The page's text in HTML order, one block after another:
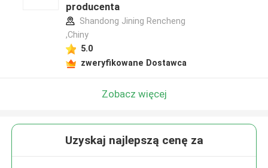
producenta
Shandong Jining Rencheng
,Chiny
5.0
zweryfikowane Dostawca
Zobacz więcej
Uzyskaj najlepszą cenę za